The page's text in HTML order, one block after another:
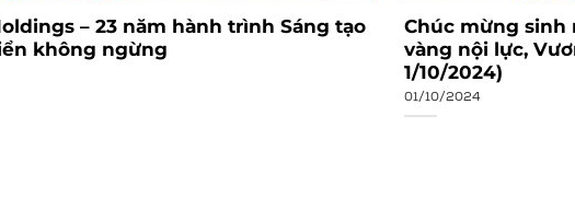
– 23 năm hành trình Sáng tạo
không ngừng
Chúc mừng sinh
vàng nội lực,
1/10/2024)
01/10/2024